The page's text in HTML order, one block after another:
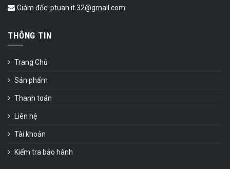
Giám đốc: ptuan.it.32@gmail.com
THÔNG TIN
Trang Chủ
Sản phẩm
Thanh toán
Liên hệ
Tài khoản
Kiểm tra bảo hành